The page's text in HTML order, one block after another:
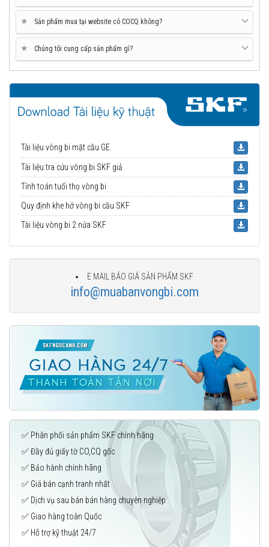
★ Sản phẩm mua tại website có COCQ không?
★ Chúng tôi cung cấp sản phẩm gì?
Tài liệu vòng bi mặt cầu GE
Tài liệu tra cứu vòng bi SKF giả
Tính toán tuổi thọ vòng bi
Quy định khe hở vòng bi cầu SKF
Tài liệu vòng bi 2 nửa SKF
E MAIL BÁO GIÁ SẢN PHẨM SKF
info@muabanvongbi.com
✅ Phân phối sản phẩm SKF chính hãng
✅ Đầy đủ giấy tờ CO,CQ gốc
✅ Bảo hành chính hãng
✅ Giá bán cạnh tranh nhất
✅ Dịch vụ sau bán bán hàng chuyên nghiệp
✅ Giao hàng toàn Quốc
✅ Hỗ trợ kỹ thuật 24/7